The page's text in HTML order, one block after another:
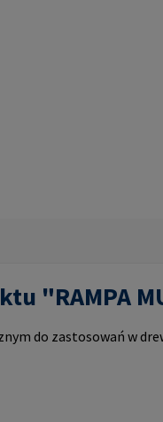
"RAMPA
do zastosowań w